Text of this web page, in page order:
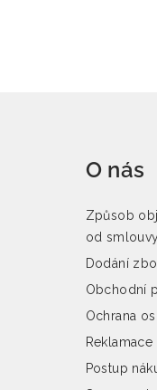
O nás
Způsob
od
Dodání
Obchodní
Ochrana
Reklamace
Postup